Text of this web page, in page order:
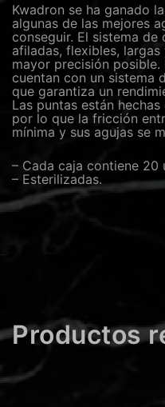
Kwadron se ha ganado
algunas de las mejores
conseguir. El sistema
afiladas, flexibles,
mayor precisión
cuentan con un sistema
que garantiza un
Las puntas están
por lo que la fricción
mínima y sus agujas se
– Cada caja contiene 20
– Esterilizadas.
Productos